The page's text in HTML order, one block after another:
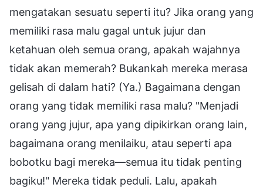
mengatakan sesuatu seperti itu? Jika orang yang
memiliki rasa malu gagal untuk jujur dan
ketahuan oleh semua orang, apakah wajahnya
tidak akan memerah? Bukankah mereka merasa
gelisah di dalam hati? (Ya.) Bagaimana dengan
orang yang tidak memiliki rasa malu? "Menjadi
orang yang jujur, apa yang dipikirkan orang lain,
bagaimana orang menilaiku, atau seperti apa
bobotku bagi mereka—semua itu tidak penting
bagiku!" Mereka tidak peduli. Lalu, apakah